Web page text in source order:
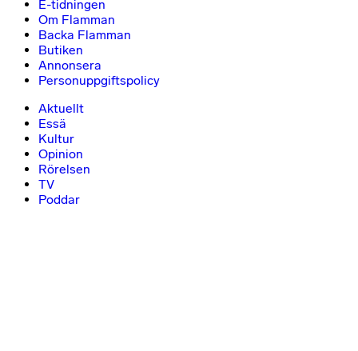
E-tidningen
Om Flamman
Backa Flamman
Butiken
Annonsera
Personuppgiftspolicy
Aktuellt
Essä
Kultur
Opinion
Rörelsen
TV
Poddar